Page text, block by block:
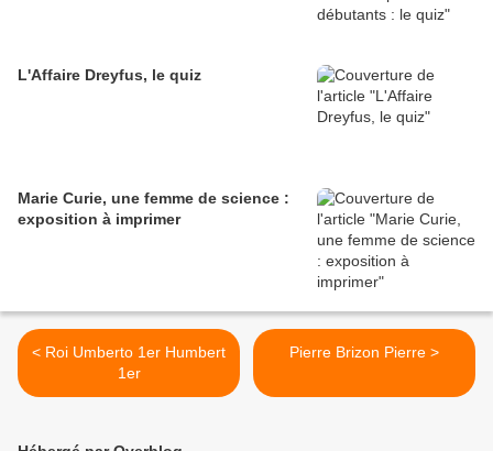
L'Affaire Dreyfus, le quiz
Marie Curie, une femme de science :
exposition à imprimer
< Roi Umberto 1er Humbert
1er
Pierre Brizon Pierre >